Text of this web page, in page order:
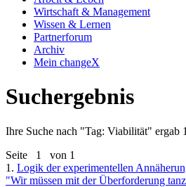
Wirtschaft & Management
Wissen & Lernen
Partnerforum
Archiv
Mein changeX
Suchergebnis
Ihre Suche nach "Tag: Viabilität" ergab
Seite 1
von 1
1. Logik der experimentellen
"Wir müssen mit der Überforderung